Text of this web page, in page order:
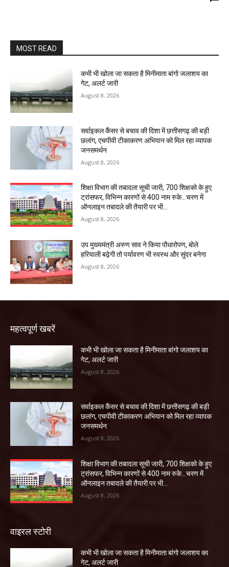
MOST READ
कभी भी खोला जा सकता है मिनीमाता बांगो जलाशय का
गेट, अलर्ट जारी
August 8, 2026
सर्वाइकल कैंसर से बचाव की दिशा में छत्तीसगढ़ की बड़ी
छलांग, एचपीवी टीकाकरण अभियान को मिल रहा व्यापक
जनसमर्थन
August 8, 2026
शिक्षा विभाग की तबादला सूची जारी, 700 शिक्षको के हुए
ट्रांसफर, विभिन्न कारणों से 400 नाम रुके…चरण में
ऑनलाइन तबादले की तैयारी पर भी...
August 8, 2026
उप मुख्यमंत्री अरुण साव ने किया पौधारोपण, बोले
हरियाली बढ़ेगी तो पर्यावरण भी स्वस्थ और सुंदर बनेगा
August 8, 2026
महत्वपूर्ण खबरें
कभी भी खोला जा सकता है मिनीमाता बांगो जलाशय का
गेट, अलर्ट जारी
August 8, 2026
सर्वाइकल कैंसर से बचाव की दिशा में छत्तीसगढ़ की बड़ी
छलांग, एचपीवी टीकाकरण अभियान को मिल रहा व्यापक
जनसमर्थन
August 8, 2026
शिक्षा विभाग की तबादला सूची जारी, 700 शिक्षको के हुए
ट्रांसफर, विभिन्न कारणों से 400 नाम रुके…चरण में
ऑनलाइन तबादले की तैयारी पर भी...
August 8, 2026
वाइरल स्टोरी
कभी भी खोला जा सकता है मिनीमाता बांगो जलाशय का
गेट, अलर्ट जारी